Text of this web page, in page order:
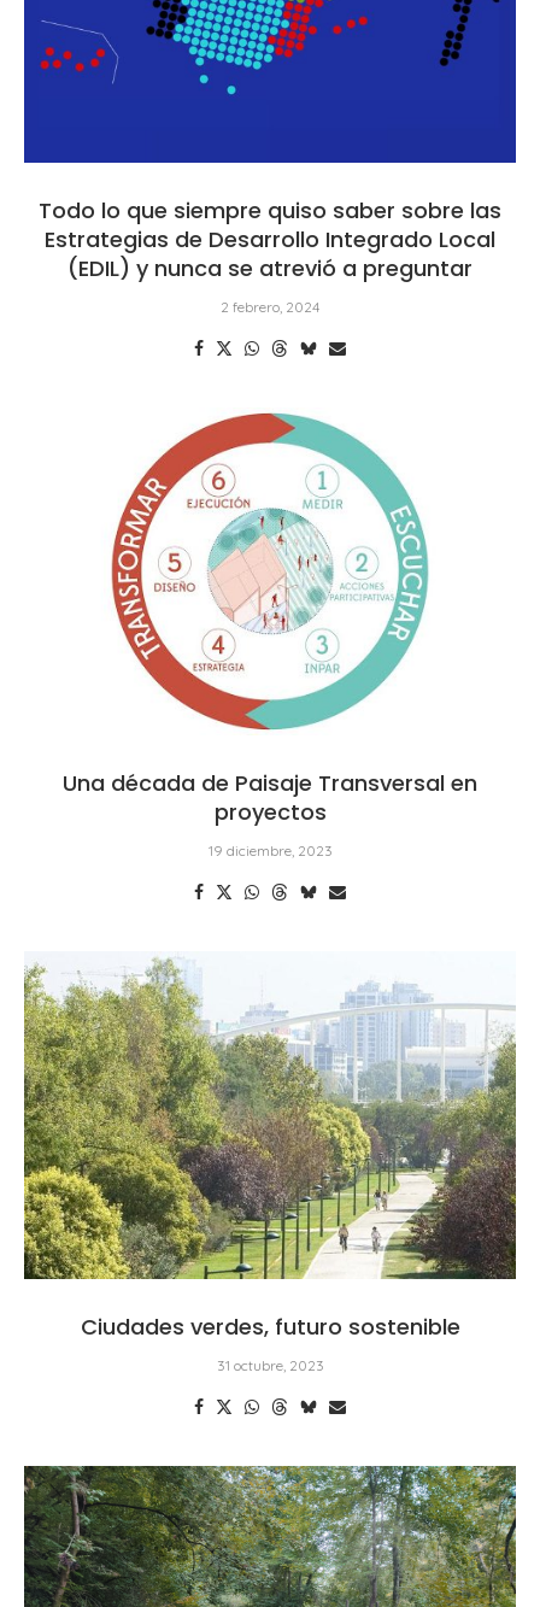
Todo lo que siempre quiso saber sobre las
Estrategias de Desarrollo Integrado Local
(EDIL) y nunca se atrevió a preguntar
2 febrero, 2024
Una década de Paisaje Transversal en
proyectos
19 diciembre, 2023
Ciudades verdes, futuro sostenible
31 octubre, 2023